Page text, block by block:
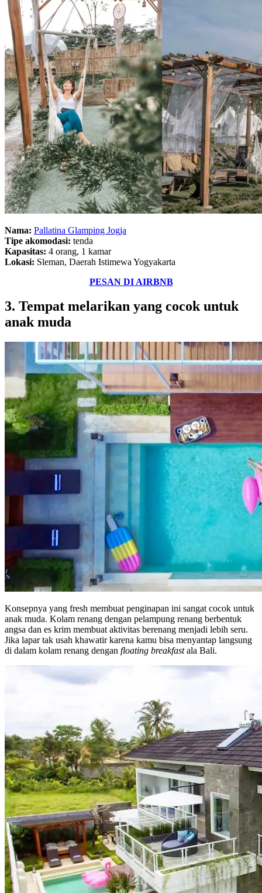
Nama: Pallatina Glamping Jogja
Tipe akomodasi: tenda
Kapasitas: 4 orang, 1 kamar
Lokasi: Sleman, Daerah Istimewa Yogyakarta
PESAN DI AIRBNB
3. Tempat melarikan yang cocok untuk
anak muda
Konsepnya yang fresh membuat penginapan ini sangat cocok untuk
anak muda. Kolam renang dengan pelampung renang berbentuk
angsa dan es krim membuat aktivitas berenang menjadi lebih seru.
Jika lapar tak usah khawatir karena kamu bisa menyantap langsung
di dalam kolam renang dengan floating breakfastala Bali.